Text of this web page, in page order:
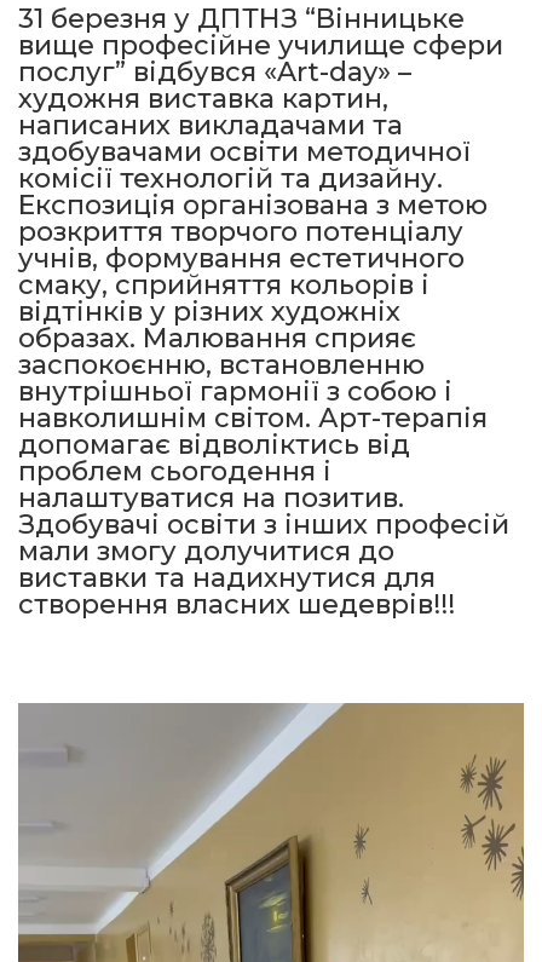
31 березня у ДПТНЗ “Вінницьке
вище професійне училище сфери
послуг” відбувся «Art-day» –
художня виставка картин,
написаних викладачами та
здобувачами освіти методичної
комісії технологій та дизайну.
Експозиція організована з метою
розкриття творчого потенціалу
учнів, формування естетичного
смаку, сприйняття кольорів і
відтінків у різних художніх
образах. Малювання сприяє
заспокоєнню, встановленню
внутрішньої гармонії з собою і
навколишнім світом. Арт-терапія
допомагає відволіктись від
проблем сьогодення і
налаштуватися на позитив.
Здобувачі освіти з інших професій
мали змогу долучитися до
виставки та надихнутися для
створення власних шедеврів!!!